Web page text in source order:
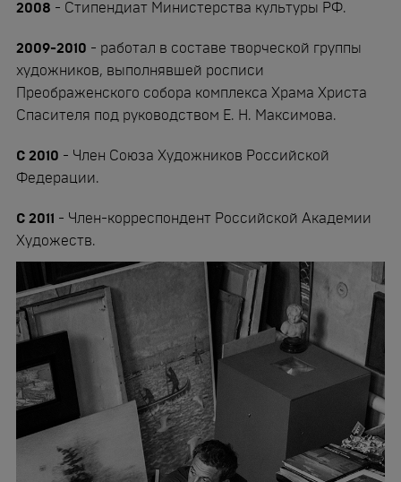
2008 - Стипендиат Министерства культуры РФ.
2009-2010 - работал в составе творческой группы
художников, выполнявшей росписи
Преображенского собора комплекса Храма Христа
Спасителя под руководством Е. Н. Максимова.
С 2010 - Член Союза Художников Российской
Федерации.
С 2011 - Член-корреспондент Российской Академии
Художеств.